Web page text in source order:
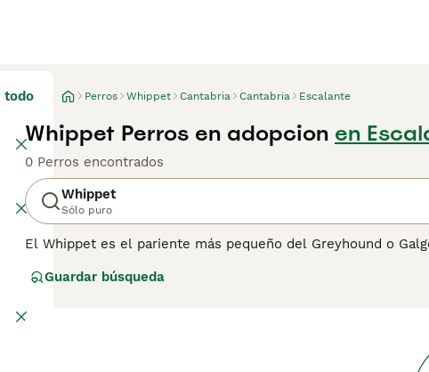
todo Perros Whippet Cantabria Cantabria Escalante
Whippet Perros en adopcion en
0 Perros encontrados
Whippet
Sólo puro
El Whippet es el pariente más pequeño del Greyhound o
muchas personas en todo el país. El Whippet, también
para
Guardar búsqueda